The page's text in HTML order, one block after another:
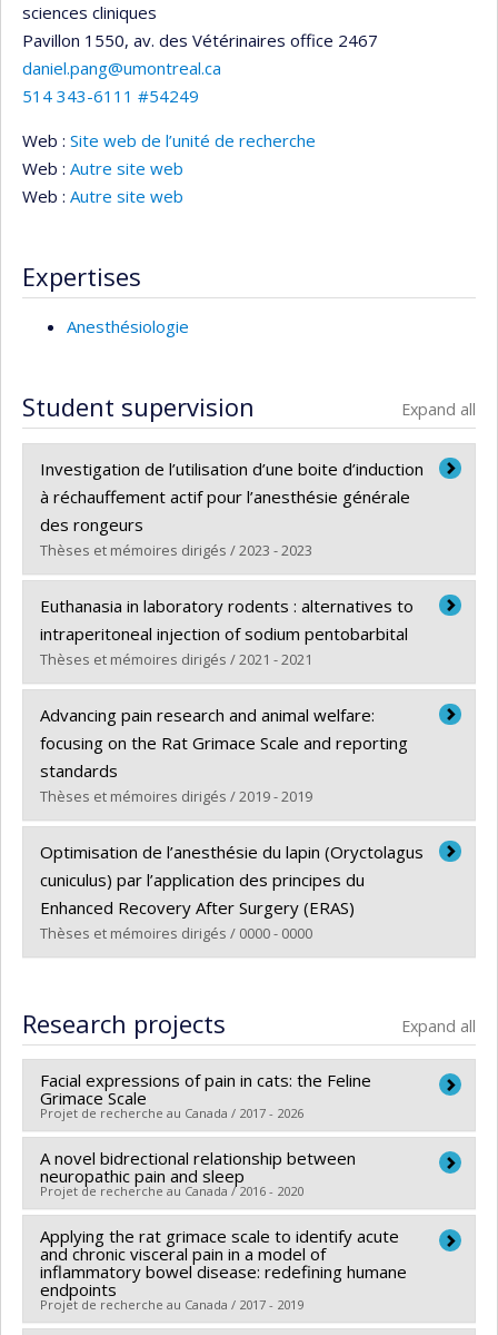
sciences cliniques
Pavillon 1550, av. des Vétérinaires office 2467
daniel.pang@umontreal.ca
514 343-6111 #54249
Web : Site web de l’unité de recherche
Web : Autre site web
Web : Autre site web
Expertises
Anesthésiologie
Student supervision Expand all
Investigation de l’utilisation d’une boite d’induction
à réchauffement actif pour l’anesthésie générale
des rongeurs
Thèses et mémoires dirigés / 2023 - 2023
Graduate :Rufiange, Maxime
Cycle :Master's
Grade :M. Sc.
Lien vers le document dans Papyrus
Euthanasia in laboratory rodents : alternatives to
intraperitoneal injection of sodium pentobarbital
Thèses et mémoires dirigés / 2021 - 2021
Graduate :Laferriere, Colin
Cycle :Master's
Grade :M. Sc.
Lien vers le document dans Papyrus
Advancing pain research and animal welfare:
focusing on the Rat Grimace Scale and reporting
standards
Thèses et mémoires dirigés / 2019 - 2019
Graduate :Leung, Vivian
Cycle :Doctoral
Grade :Ph. D.
Lien vers le document dans Papyrus
Optimisation de l’anesthésie du lapin (Oryctolagus
cuniculus) par l’application des principes du
Enhanced Recovery After Surgery (ERAS)
Thèses et mémoires dirigés / 0000 - 0000
Master's
Grade :M. Sc.
Lien vers le document dans Papyrus
Research projects Expand all
Facial expressions of pain in cats: the Feline
Grimace Scale
Projet de recherche au Canada / 2017 - 2026
Lead researcher : Paulo Steagall
Co-researchers : Daniel Pang
Funding sources:Zoetis
Grant programs:
A novel bidrectional relationship between
neuropathic pain and sleep
Projet de recherche au Canada / 2016 - 2020
Lead researcher : Daniel Pang
Funding sources:CRSNG/Conseil de recherches en
sciences naturelles et génie du Canada (CRSNG)
Grant programs:PVX20965-(RGP) Programme de
Applying the rat grimace scale to identify acute
and chronic visceral pain in a model of
inflammatory bowel disease: redefining humane
endpoints
Projet de recherche au Canada / 2017 - 2019